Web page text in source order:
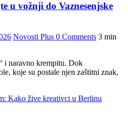
u vožnji do Vaznesenjske
Novosti Plus 0 Comments 3 min
i naravno krempitu. Dok
koje su postale njen zaštitni znak,